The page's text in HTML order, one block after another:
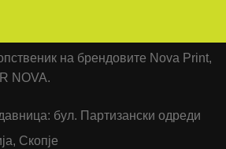
на брендовите Nova Print,
NOVA.
бул. Партизански одреди
Скопје